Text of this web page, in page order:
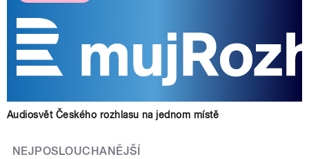
Audiosvět Českého rozhlasu na jednom místě
NEJPOSLOUCHANĚJŠÍ